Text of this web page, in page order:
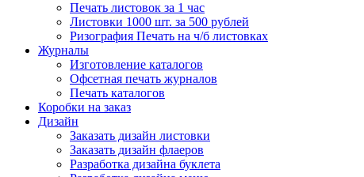
Печать листовок за 1 час
Листовки 1000 шт. за 500 рублей
Ризография Печать на ч/б листовках
Журналы
Изготовление каталогов
Офсетная печать журналов
Печать каталогов
Коробки на заказ
Дизайн
Заказать дизайн листовки
Заказать дизайн флаеров
Разработка дизайна буклета